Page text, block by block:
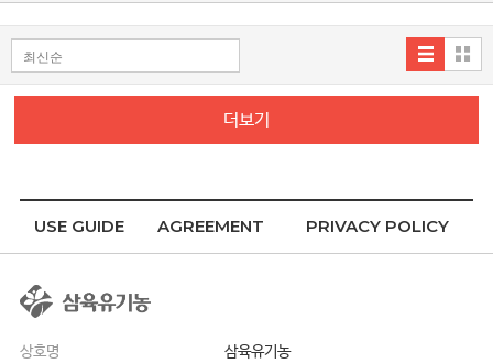
더보기
USE GUIDE AGREEMENT PRIVACY POLICY
상호명
삼육유기농